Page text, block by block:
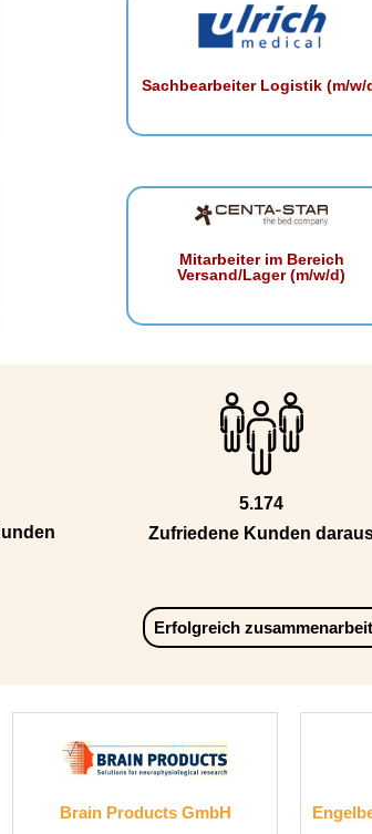
Sachbearbeiter Logistik (m/w/
Mitarbeiter im Bereich
Versand/Lager (m/w/d)
5.174
Zufriedene Kunden
Erfolgreich
Engelbert Strauss GmbH & Co.